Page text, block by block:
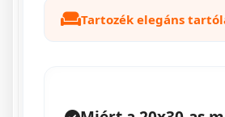
Tartozék elegáns